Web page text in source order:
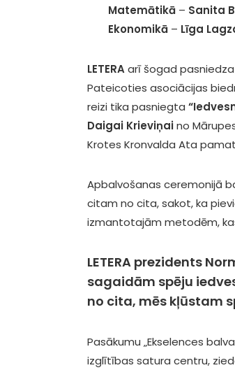
Matemātikā – Sanita
Ekonomikā – Līga
LETERAarī šogad
Pateicoties asociācijas
reizi tika pasniegta
Daigai Krieviņaino
Krotes Kronvalda Ata
Apbalvošanas ceremonijā
citam no cita, sakot, ka
izmantotajām metodēm,
LETERA prezidents
sagaidām spēju
no cita, mēs kļūstam
Pasākumu „Ekselences
izglītības satura centru,